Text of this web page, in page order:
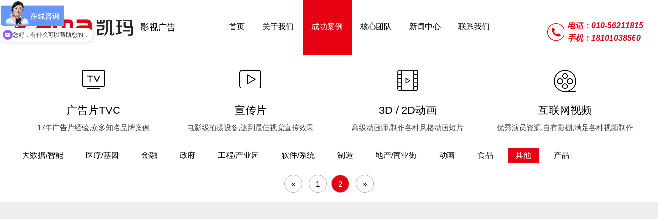
影视广告 首页 关于我们 成功案例 核心团队 新闻中心 联系我们
电话：010-56211815
手机：18101038560
广告片TVC
17年广告片经验,众多知名品牌案例
宣传片
电影级拍摄设备,达到最佳视觉宣传效果
3D / 2D动画
高级动画师,制作各种风格动画短片
互联网视频
优秀演员资源,自有影棚,满足各种视频制作
大数据/智能 医疗/基因 金融 政府 工程/产业园 软件/系统 制造 地产/商业街 动画 食品 其他 产品
« 1 2 »
您好：有什么可以帮助您的，